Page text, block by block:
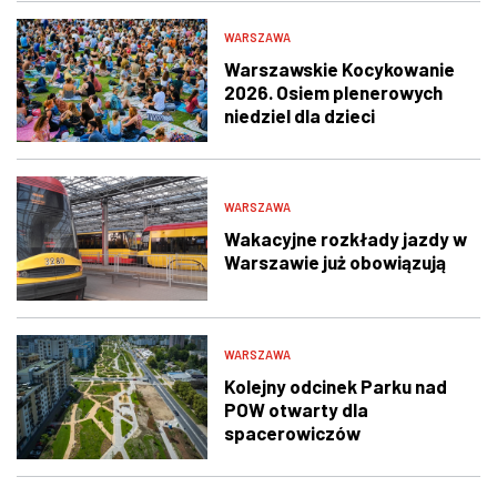
WARSZAWA
Warszawskie Kocykowanie
2026. Osiem plenerowych
niedziel dla dzieci
WARSZAWA
Wakacyjne rozkłady jazdy w
Warszawie już obowiązują
WARSZAWA
Kolejny odcinek Parku nad
POW otwarty dla
spacerowiczów